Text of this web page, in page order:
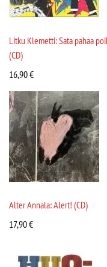
Litku Klemetti: Sata pahaa
(CD)
16,90€
Alter Annala: Alert! (CD)
17,90€